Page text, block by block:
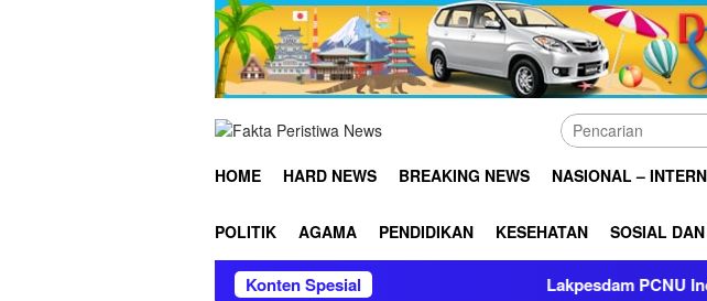
HOME HARD NEWS BREAKING NEWS NASIONAL –
POLITIK AGAMA PENDIDIKAN KESEHATAN SOSIAL
Konten Spesial Lakpesdam PCNU Indramayu